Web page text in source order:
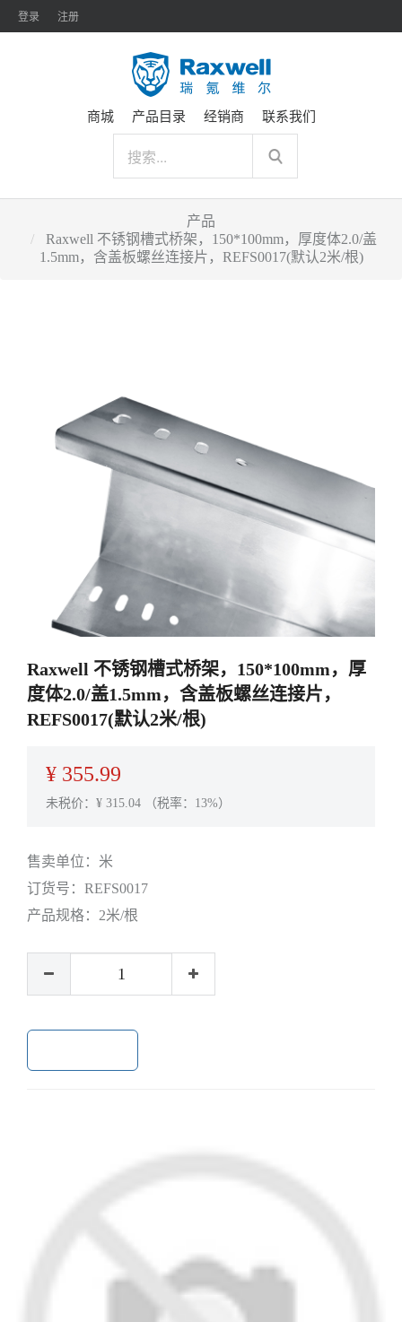
登录 注册
商城 产品目录 经销商 联系我们
产品
Raxwell 不锈钢槽式桥架，150*100mm，厚度体2.0/盖
1.5mm，含盖板螺丝连接片，REFS0017(默认2米/根)
Raxwell 不锈钢槽式桥架，150*100mm，厚
度体2.0/盖1.5mm，含盖板螺丝连接片，
REFS0017(默认2米/根)
¥ 355.99
未税价：¥ 315.04 （税率：13%）
售卖单位： 米
订货号： REFS0017
产品规格： 2米/根